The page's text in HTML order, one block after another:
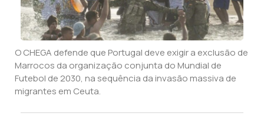
O CHEGA defende que Portugal deve exigir a exclusão de
Marrocos da organização conjunta do Mundial de
Futebol de 2030, na sequência da invasão massiva de
migrantes em Ceuta.